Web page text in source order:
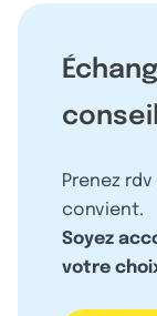
Prenez
convient.
Soyez
votre